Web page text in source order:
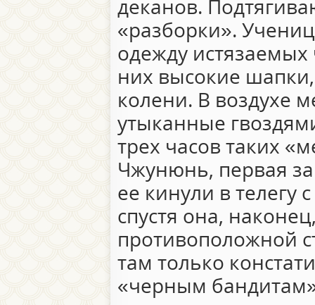
деканов.
«разборки».
одежду
них высокие шапки,
колени. В воздухе
утыканные
трех часов таких
Чжунюнь, первая
ее кинули в телегу
спустя она,
противоположной
там только
«черным